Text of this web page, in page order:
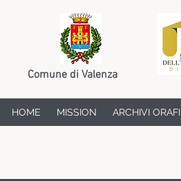
Comune di Valenza
HOME MISSION ARCHIVI ORAFI